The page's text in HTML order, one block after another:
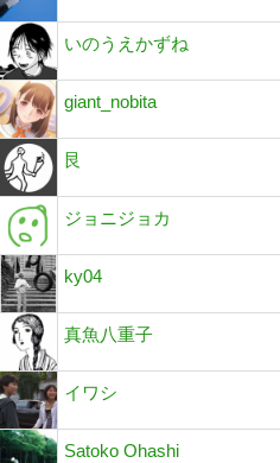
いのうえかずね
giant_nobita
艮
ジョニジョカ
ky04
真魚八重子
イワシ
Satoko Ohashi